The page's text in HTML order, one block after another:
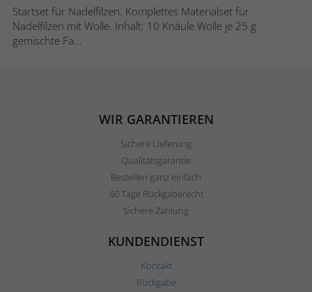
Startset für Nadelfilzen. Komplettes Materialset für
Nadelfilzen mit Wolle. Inhalt: 10 Knäule Wolle je 25 g
gemischte Fa...
WIR GARANTIEREN
Sichere Lieferung
Qualitätsgarantie
Bestellen ganz einfach
60 Tage Rückgaberecht
Sichere Zahlung
KUNDENDIENST
Kontakt
Rückgabe